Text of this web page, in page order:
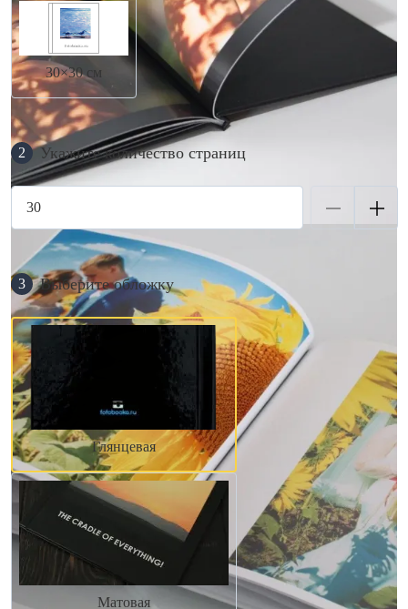
30×30 см
2 Укажите количество страниц
3 Выберите обложку
Глянцевая
Матовая